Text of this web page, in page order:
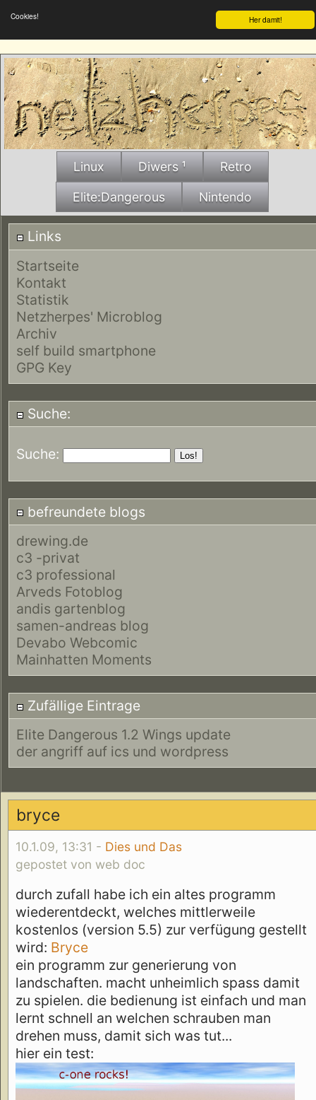
Her damit!
Cookies!
Linux Diwers ¹ Retro
Elite:Dangerous Nintendo
Links
Startseite
Kontakt
Statistik
Netzherpes' Microblog
Archiv
self build smartphone
GPG Key
Suche:
Suche:
befreundete blogs
drewing.de
c3 -privat
c3 professional
Arveds Fotoblog
andis gartenblog
samen-andreas blog
Devabo Webcomic
Mainhatten Moments
Zufällige Eintrage
Elite Dangerous 1.2 Wings update
der angriff auf ics und wordpress
bryce
10.1.09, 13:31 - Dies und Das
gepostet von web doc
durch zufall habe ich ein altes programm
wiederentdeckt, welches mittlerweile
kostenlos (version 5.5) zur verfügung gestellt
wird: Bryce
ein programm zur generierung von
landschaften. macht unheimlich spass damit
zu spielen. die bedienung ist einfach und man
lernt schnell an welchen schrauben man
drehen muss, damit sich was tut...
hier ein test: